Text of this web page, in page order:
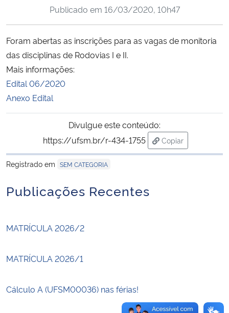
Ministério da Cidadania
Ministério de Minas e Energia
Ministério da Ciência, Tecnologia, Inovações e Comunicações
Ministério do Turismo
Ministério do Desenvolvimento Regional
Controladoria-Geral da União
Ministério da Mulher, da Família e dos Direitos Humanos
Secretaria-Geral
Publicado em 16/03/2020, 10h47
Foram abertas as inscrições para as vagas de monitoria
das disciplinas de Rodovias I e II.
Mais informações:
Edital 06/2020
Anexo Edital
Divulgue este conteúdo:
https://ufsm.br/r-434-1755
Copiar
para área de
Registrado em SEM CATEGORIA
Publicações Recentes
MATRÍCULA 2026/2
MATRÍCULA 2026/1
Cálculo A (UFSM00036) nas férias!